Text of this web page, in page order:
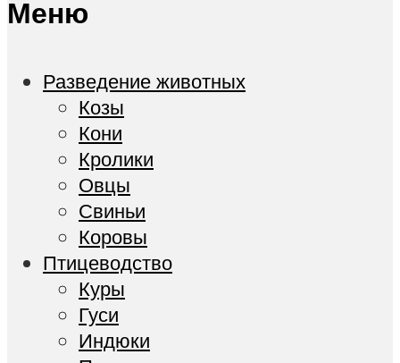
Меню
Разведение животных
Козы
Кони
Кролики
Овцы
Свиньи
Коровы
Птицеводство
Куры
Гуси
Индюки